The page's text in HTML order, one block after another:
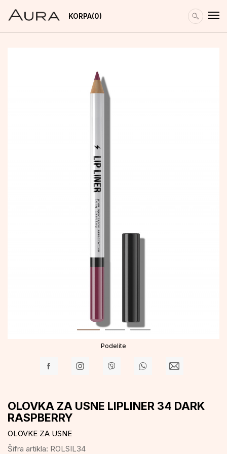
KORPA 0
Podelite
OLOVKA ZA USNE LIPLINER 34 DARK
RASPBERRY
OLOVKE ZA USNE
Šifra artikla: ROLSIL34